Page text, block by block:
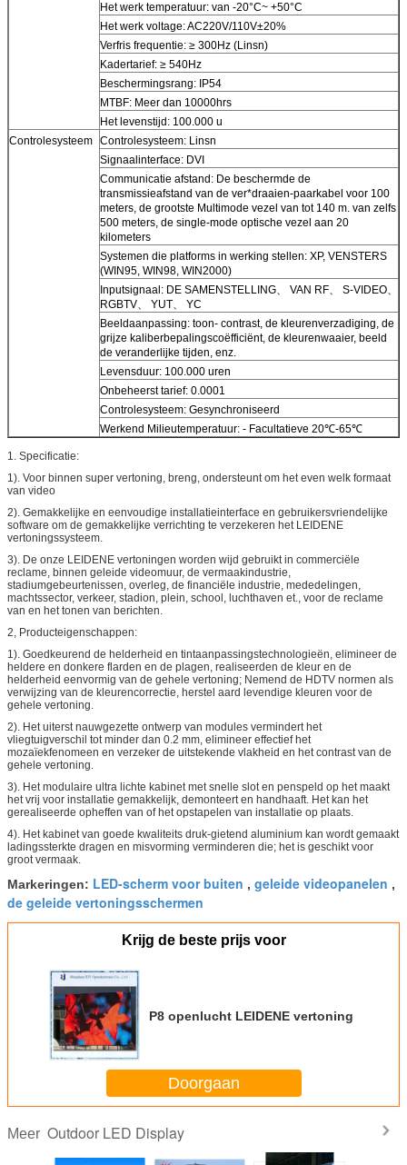
Het werk temperatuur: van -20°C~ +50°C
Het werk voltage: AC220V/110V±20%
Verfris frequentie: ≥ 300Hz (Linsn)
Kadertarief: ≥ 540Hz
Beschermingsrang: IP54
MTBF: Meer dan 10000hrs
Het levenstijd: 100.000 u
Controlesysteem Controlesysteem: Linsn
Signaalinterface: DVI
Communicatie afstand: De beschermde de
transmissieafstand van de ver*draaien-paarkabel voor 100
meters, de grootste Multimode vezel van tot 140 m. van zelfs
500 meters, de single-mode optische vezel aan 20
kilometers
Systemen die platforms in werking stellen: XP, VENSTERS
(WIN95, WIN98, WIN2000)
Inputsignaal: DE SAMENSTELLING、 VAN RF、 S-VIDEO、
RGBTV、 YUT、 YC
Beeldaanpassing: toon- contrast, de kleurenverzadiging, de
grijze kaliberbepalingscoëfficiënt, de kleurenwaaier, beeld
de veranderlijke tijden, enz.
Levensduur: 100.000 uren
Onbeheerst tarief: 0.0001
Controlesysteem: Gesynchroniseerd
Werkend Milieutemperatuur: - Facultatieve 20℃-65℃
1. Specificatie:
1). Voor binnen super vertoning, breng, ondersteunt om het even welk formaat
van video
2). Gemakkelijke en eenvoudige installatieinterface en gebruikersvriendelijke
software om de gemakkelijke verrichting te verzekeren het LEIDENE
vertoningssysteem.
3). De onze LEIDENE vertoningen worden wijd gebruikt in commerciële
reclame, binnen geleide videomuur, de vermaakindustrie,
stadiumgebeurtenissen, overleg, de financiële industrie, mededelingen,
machtssector, verkeer, stadion, plein, school, luchthaven et., voor de reclame
van en het tonen van berichten.
2, Producteigenschappen:
1). Goedkeurend de helderheid en tintaanpassingstechnologieën, elimineer de
heldere en donkere flarden en de plagen, realiseerden de kleur en de
helderheid eenvormig van de gehele vertoning; Nemend de HDTV normen als
verwijzing van de kleurencorrectie, herstel aard levendige kleuren voor de
gehele vertoning.
2). Het uiterst nauwgezette ontwerp van modules vermindert het
vliegtuigverschil tot minder dan 0.2 mm, elimineer effectief het
mozaïekfenomeen en verzeker de uitstekende vlakheid en het contrast van de
gehele vertoning.
3). Het modulaire ultra lichte kabinet met snelle slot en penspeld op het maakt
het vrij voor installatie gemakkelijk, demonteert en handhaaft. Het kan het
gerealiseerde opheffen van of het opstapelen van installatie op plaats.
4). Het kabinet van goede kwaliteits druk-gietend aluminium kan wordt gemaakt
ladingssterkte dragen en misvorming verminderen die; het is geschikt voor
groot vermaak.
Markeringen: LED-scherm voor buiten , geleide videopanelen ,
de geleide vertoningsschermen
Krijg de beste prijs voor
P8 openlucht LEIDENE vertoning
Doorgaan
Meer Outdoor LED Display